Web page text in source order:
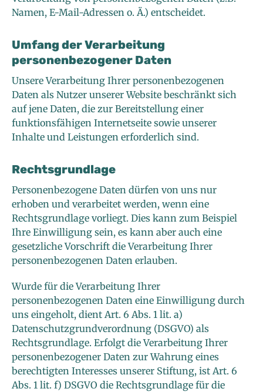
Namen, E-Mail-Adressen o. Ä.) entscheidet.
Umfang der Verarbeitung
personenbezogener Daten
Unsere Verarbeitung Ihrer personenbezogenen
Daten als Nutzer unserer Website beschränkt sich
auf jene Daten, die zur Bereitstellung einer
funktionsfähigen Internetseite sowie unserer
Inhalte und Leistungen erforderlich sind.
Rechtsgrundlage
Personenbezogene Daten dürfen von uns nur
erhoben und verarbeitet werden, wenn eine
Rechtsgrundlage vorliegt. Dies kann zum Beispiel
Ihre Einwilligung sein, es kann aber auch eine
gesetzliche Vorschrift die Verarbeitung Ihrer
personenbezogenen Daten erlauben.
Wurde für die Verarbeitung Ihrer
personenbezogenen Daten eine Einwilligung durch
uns eingeholt, dient Art. 6 Abs. 1 lit. a)
Datenschutzgrundverordnung (DSGVO) als
Rechtsgrundlage. Erfolgt die Verarbeitung Ihrer
personenbezogener Daten zur Wahrung eines
berechtigten Interesses unserer Stiftung, ist Art. 6
Abs. 1 lit. f) DSGVO die Rechtsgrundlage für die